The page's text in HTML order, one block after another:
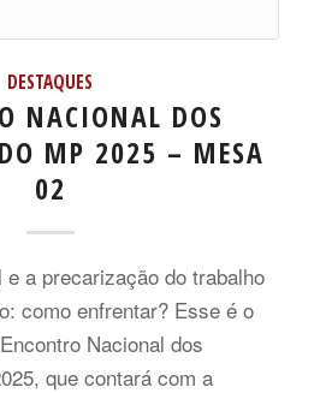
DESTAQUES
NACIONAL DOS
DO MP 2025 – MESA
02
a precarização do trabalho
como enfrentar? Esse é o
Nacional dos
que contará com a